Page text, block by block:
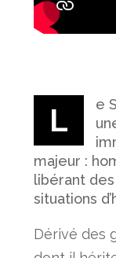
L
e
majeur :
libérant
situations
Dérivé des